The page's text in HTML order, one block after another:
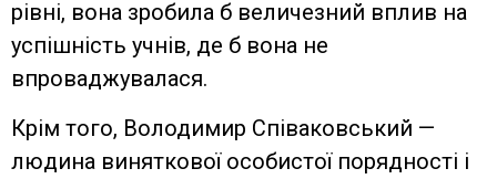
рівні, вона зробила б величезний вплив на
успішність учнів, де б вона не
впроваджувалася.
Крім того, Володимир Співаковський —
людина виняткової особистої порядності і